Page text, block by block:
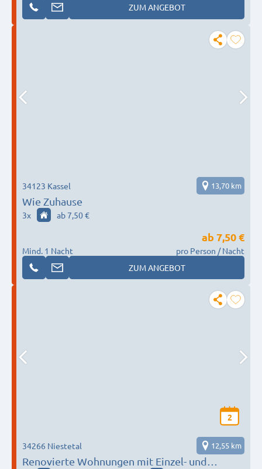
ZUM ANGEBOT
Wie Zuhause
34123 Kassel 13,70 km
3x ab 7,50 €
Mind. 1 Nacht
ab 7,50 €
pro Person / Nacht
ZUM ANGEBOT
2
Renovierte Wohnungen mit Einzel- und
34266 Niestetal 12,55 km